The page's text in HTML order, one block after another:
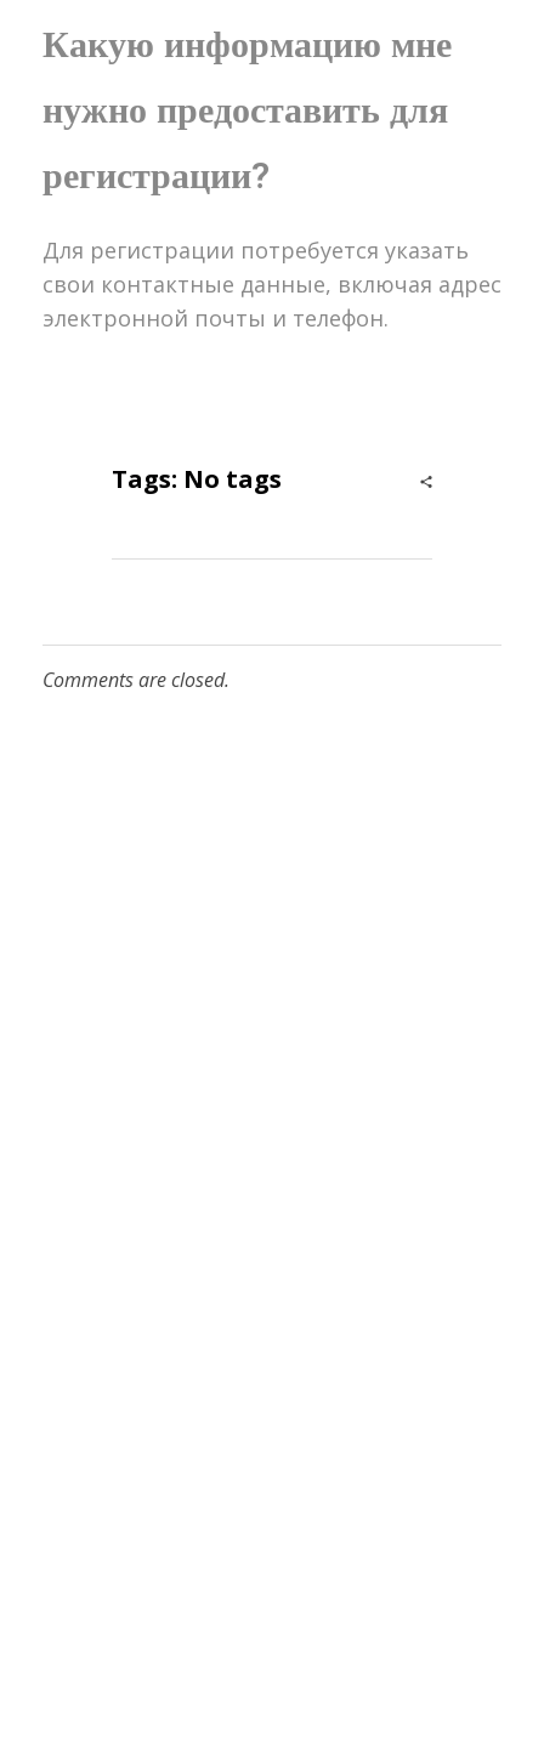
Какую информацию мне
нужно предоставить для
регистрации?
Для регистрации потребуется указать
свои контактные данные, включая адрес
электронной почты и телефон.
Tags: No tags
Comments are closed.